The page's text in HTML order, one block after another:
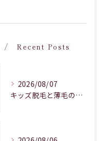
Recent Posts
2026/08/07
キッズ脱毛と薄毛の悩みに向き合う愛知県で安心して選ぶ方法